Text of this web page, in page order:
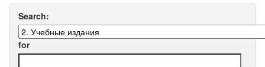
Search:
for